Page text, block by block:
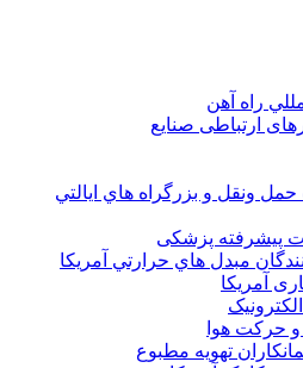
راه آهن
ارتباطی صنایع
حمل ونقل و بزرگراه هاي ايالتي
پیشرفته پزشکی
مبدل هاي حرارتي آمريکا
آمریکا
و حرکت هوا
تهويه مطبوع